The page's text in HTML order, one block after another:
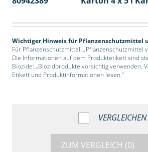
Wichtiger Hinweis für Pflanzenschutzmittel
Für Pflanzenschutzmittel: „Pflanzenschutzmittel
Die Informationen auf dem Produktetikett sind
Biozide: „Biozidprodukte vorsichtig verwenden.
Etikett und Produktinformationen lesen.“
VERGLEICHEN
ZUM VERGLEICH (0)